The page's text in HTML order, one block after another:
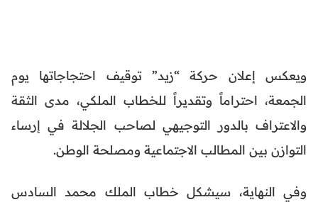
ويعكس إعلان حركة “زيد” توقيف احتجاجاتها يوم
الجمعة، احتراماً وتقديراً للخطاب الملكي، مدى الثقة
والاعتراف بالدور التوجيهي لصاحب الجلالة في إرساء
التوازن بين المطالب الاجتماعية ومصلحة الوطن.
وفي النهاية، سيشكل خطاب الملك محمد السادس